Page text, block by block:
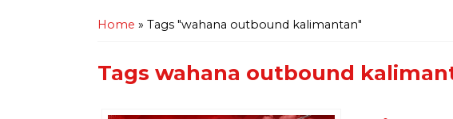
Home » Tags "wahana outbound kalimantan"
Tags wahana outbound